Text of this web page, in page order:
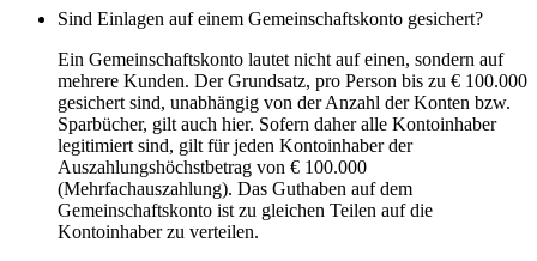
Sind Einlagen auf einem Gemeinschaftskonto gesichert?
Ein Gemeinschaftskonto lautet nicht auf einen, sondern auf
mehrere Kunden. Der Grundsatz, pro Person bis zu € 100.000
gesichert sind, unabhängig von der Anzahl der Konten bzw.
Sparbücher, gilt auch hier. Sofern daher alle Kontoinhaber
legitimiert sind, gilt für jeden Kontoinhaber der
Auszahlungshöchstbetrag von € 100.000
(Mehrfachauszahlung). Das Guthaben auf dem
Gemeinschaftskonto ist zu gleichen Teilen auf die
Kontoinhaber zu verteilen.